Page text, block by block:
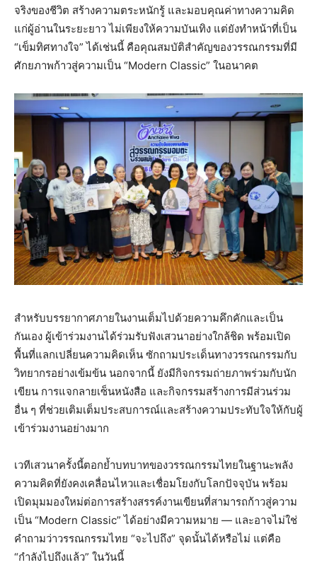
จริงของชีวิต สร้างความตระหนักรู้ และมอบคุณค่าทางความคิด
แก่ผู้อ่านในระยะยาว ไม่เพียงให้ความบันเทิง แต่ยังทำหน้าที่เป็น
“เข็มทิศทางใจ” ได้เช่นนี้ คือคุณสมบัติสำคัญของวรรณกรรมที่มี
ศักยภาพก้าวสู่ความเป็น “Modern Classic” ในอนาคต
สำหรับบรรยากาศภายในงานเต็มไปด้วยความคึกคักและเป็น
กันเอง ผู้เข้าร่วมงานได้ร่วมรับฟังเสวนาอย่างใกล้ชิด พร้อมเปิด
พื้นที่แลกเปลี่ยนความคิดเห็น ซักถามประเด็นทางวรรณกรรมกับ
วิทยากรอย่างเข้มข้น นอกจากนี้ ยังมีกิจกรรมถ่ายภาพร่วมกับนัก
เขียน การแจกลายเซ็นหนังสือ และกิจกรรมสร้างการมีส่วนร่วม
อื่น ๆ ที่ช่วยเติมเต็มประสบการณ์และสร้างความประทับใจให้กับผู้
เข้าร่วมงานอย่างมาก
เวทีเสวนาครั้งนี้ตอกย้ำบทบาทของวรรณกรรมไทยในฐานะพลัง
ความคิดที่ยังคงเคลื่อนไหวและเชื่อมโยงกับโลกปัจจุบัน พร้อม
เปิดมุมมองใหม่ต่อการสร้างสรรค์งานเขียนที่สามารถก้าวสู่ความ
เป็น “Modern Classic” ได้อย่างมีความหมาย — และอาจไม่ใช่
คำถามว่าวรรณกรรมไทย “จะไปถึง” จุดนั้นได้หรือไม่ แต่คือ
“กำลังไปถึงแล้ว” ในวันนี้